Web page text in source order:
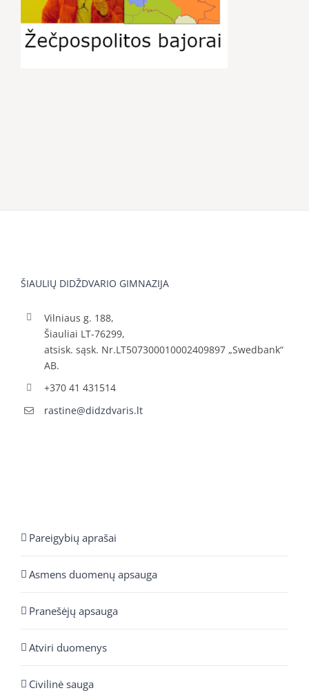
ŠIAULIŲ DIDŽDVARIO GIMNAZIJA
Vilniaus g. 188,
Šiauliai LT-76299,
atsisk. sąsk. Nr.LT507300010002409897 „Swedbank“
AB.
+370 41 431514
rastine@didzdvaris.lt
Pareigybių aprašai
Asmens duomenų apsauga
Pranešėjų apsauga
Atviri duomenys
Civilinė sauga